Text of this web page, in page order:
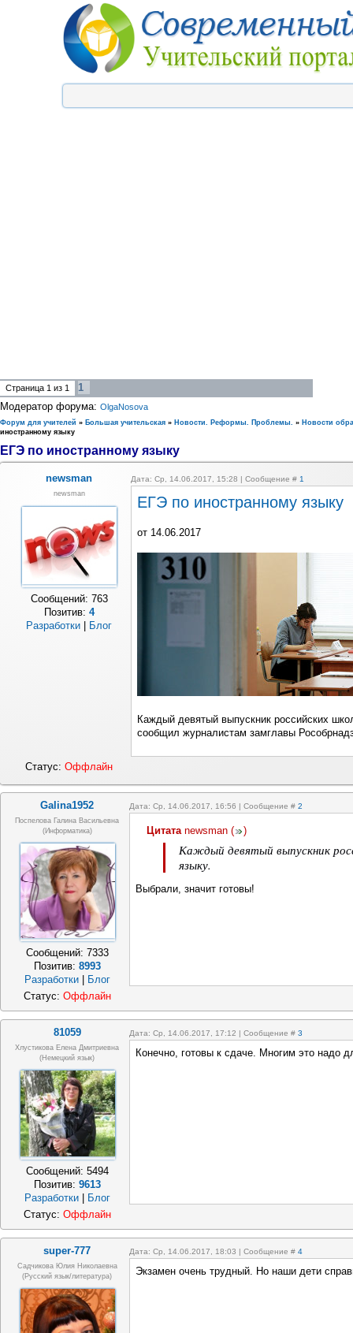
Страница 1 из 1
1
Модератор форума: OlgaNosova
Форум для учителей » Большая учительская » Новости. Реформы. Проблемы. » Новости
иностранному языку
ЕГЭ по иностранному языку
newsman Дата: Ср, 14.06.2017, 15:28 | Сообщение # 1
newsman
Сообщений: 763
Позитив: 4
Разработки
Блог
ЕГЭ по иностранному языку
от 14.06.2017
Каждый девятый выпускник российских
сообщил журналистам замглавы
Статус:Оффлайн
Galina1952 Дата: Ср, 14.06.2017, 16:56 | Сообщение # 2
Поспелова Галина Васильевна
(информатика)
Сообщений: 7333
Позитив: 8993
Разработки
Блог
Цитата newsman ( )
Каждый девятый выпускник
языку.
Выбрали, значит готовы!
Статус: Оффлайн
81059 Дата: Ср, 14.06.2017, 17:12 | Сообщение # 3
Хлустикова Елена Дмитриевна
(немецкий язык)
Сообщений: 5494
Позитив: 9613
Разработки
Блог
Конечно, готовы к сдаче. Многим это надо
Статус: Оффлайн
super-777 Дата: Ср, 14.06.2017, 18:03 | Сообщение # 4
Садчикова Юлия Николаевна
(русский язык/литература)
Экзамен очень трудный. Но наши дети